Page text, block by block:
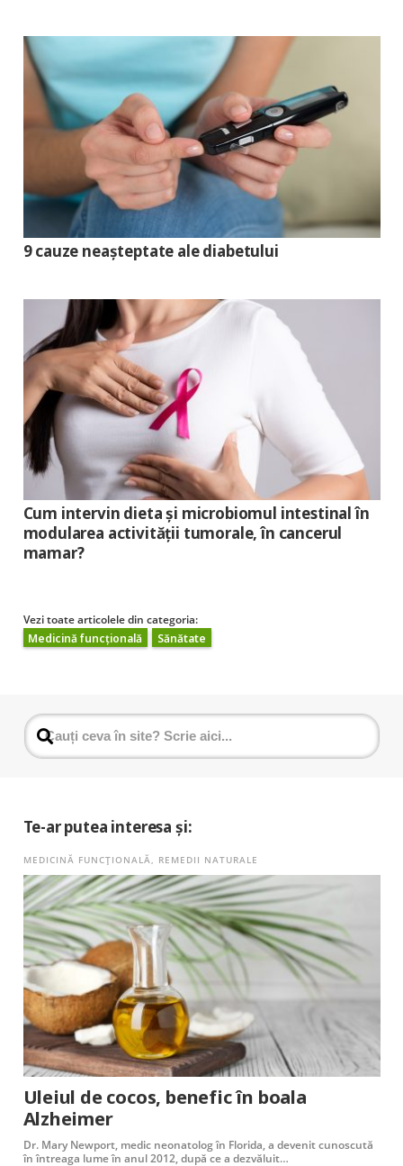
9 cauze neașteptate ale diabetului
Cum intervin dieta şi microbiomul intestinal în
modularea activităţii tumorale, în cancerul
mamar?
Vezi toate articolele din categoria:
Medicină funcțională
Sănătate
Te-ar putea interesa și:
MEDICINĂ FUNCȚIONALĂ, REMEDII NATURALE
Uleiul de cocos, benefic în boala
Alzheimer
Dr. Mary Newport, medic neonatolog în Florida, a devenit cunoscută
în întreaga lume în anul 2012, după ce a dezvăluit…